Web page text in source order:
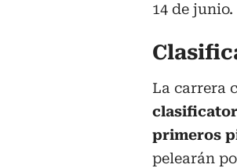
14 de junio.
La carrera
primeros
pelearán